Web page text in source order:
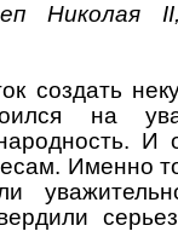
Николая
создать
на
И
Именно